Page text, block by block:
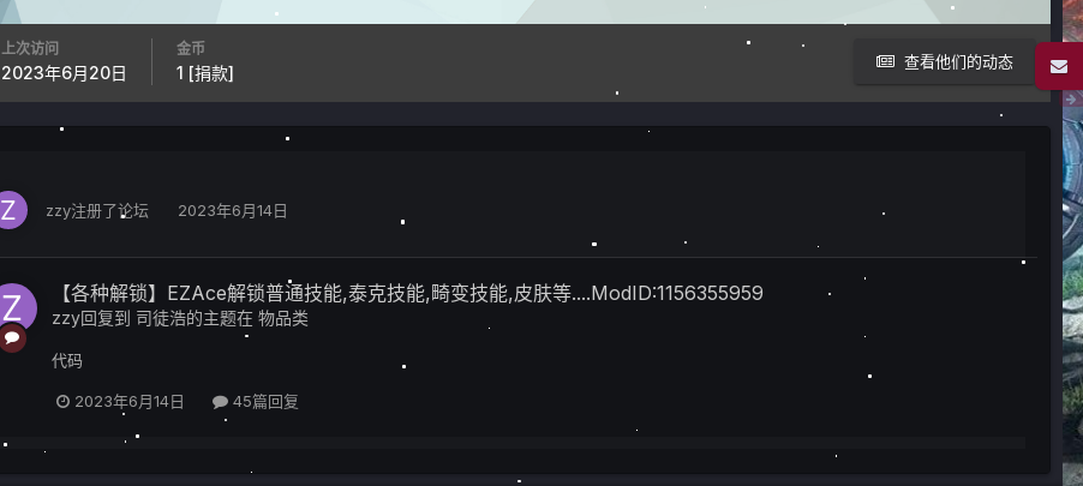
查看他们的动态
上次访问
2023年6月20日
金币
1 [捐款]
zzy注册了论坛 2023年6月14日
【各种解锁】EZAce解锁普通技能,泰克技能,畸变技能,皮肤等....ModID:1156355959
zzy回复到 司徒浩的主题在 物品类
代码
2023年6月14日 45篇回复